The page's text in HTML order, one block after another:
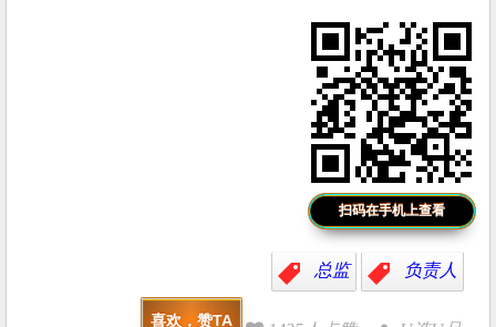
扫码在手机上查看
总监 负责人
喜欢，赞TA